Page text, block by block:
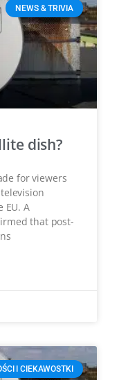
NEWS & TRIVIA
dish?
for viewers
EU. A
that post-
I CIEKAWOSTKI